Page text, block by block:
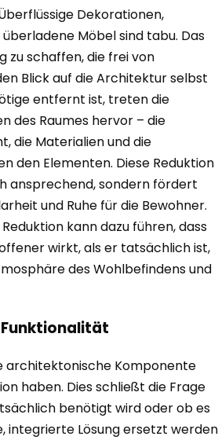
Dekorationen,
Möbel sind tabu. Das
zu schaffen, die frei von
Blick auf die Architektur selbst
entfernt ist, treten die
des Raumes hervor – die
die Materialien und die
den Elementen. Diese Reduktion
ansprechend, sondern fördert
und Ruhe für die Bewohner.
kann dazu führen, dass
wirkt, als er tatsächlich ist,
des Wohlbefindens und
architektonische Komponente
haben. Dies schließt die Frage
benötigt wird oder ob es
integrierte Lösung ersetzt werden